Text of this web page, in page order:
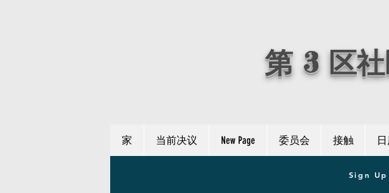
第 3 区
家 当前决议 New Page 委员会 接触
Sign